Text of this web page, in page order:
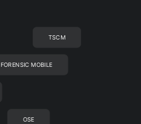
TSCM
FORENSIC MOBILE
OSE